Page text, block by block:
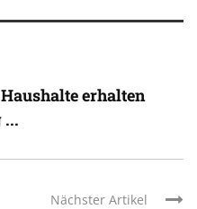
erhalten
Nächster Artikel